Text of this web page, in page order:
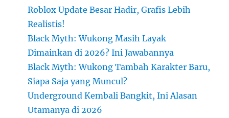
Roblox Update Besar Hadir, Grafis Lebih
Realistis!
Black Myth: Wukong Masih Layak
Dimainkan di 2026? Ini Jawabannya
Black Myth: Wukong Tambah Karakter Baru,
Siapa Saja yang Muncul?
Underground Kembali Bangkit, Ini Alasan
Utamanya di 2026